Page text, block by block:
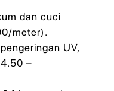
dan cuci
meter).
UV,
–